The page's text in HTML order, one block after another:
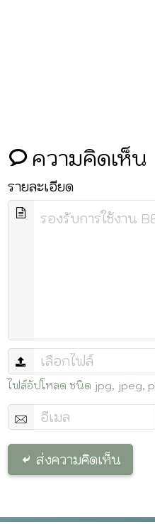
ความคิดเห็น
รายละเอียด
ไฟล์อัปโหลด ชนิด jpg, jpeg,
ส่งความคิดเห็น